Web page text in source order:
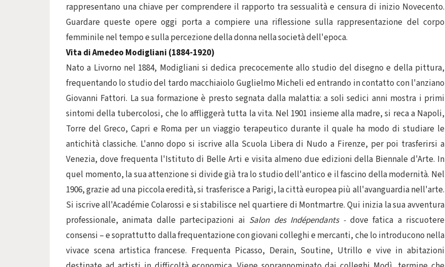
rappresentano una chiave per comprendere il rapporto tra sessualità e censura di inizio Novecento.
Guardare queste opere oggi porta a compiere una riflessione sulla rappresentazione del corpo
femminile nel tempo e sulla percezione della donna nella società dell'epoca.
Vita di Amedeo Modigliani (1884-1920)
Nato a Livorno nel 1884, Modigliani si dedica precocemente allo studio del disegno e della pittura,
frequentando lo studio del tardo macchiaiolo Guglielmo Micheli ed entrando in contatto con l'anziano
Giovanni Fattori. La sua formazione è presto segnata dalla malattia: a soli sedici anni mostra i primi
sintomi della tubercolosi, che lo affliggerà tutta la vita. Nel 1901 insieme alla madre, si reca a Napoli,
Torre del Greco, Capri e Roma per un viaggio terapeutico durante il quale ha modo di studiare le
antichità classiche. L'anno dopo si iscrive alla Scuola Libera di Nudo a Firenze, per poi trasferirsi a
Venezia, dove frequenta l'Istituto di Belle Arti e visita almeno due edizioni della Biennale d'Arte. In
quel momento, la sua attenzione si divide già tra lo studio dell'antico e il fascino della modernità. Nel
1906, grazie ad una piccola eredità, si trasferisce a Parigi, la città europea più all'avanguardia nell'arte.
Si iscrive all'Académie Colarossi e si stabilisce nel quartiere di Montmartre. Qui inizia la sua avventura
professionale, animata dalle partecipazioni ai Salon des Indépendants -dove fatica a riscuotere
consensi – e soprattutto dalla frequentazione con giovani colleghi e mercanti, che lo introducono nella
vivace scena artistica francese. Frequenta Picasso, Derain, Soutine, Utrillo e vive in abitazioni